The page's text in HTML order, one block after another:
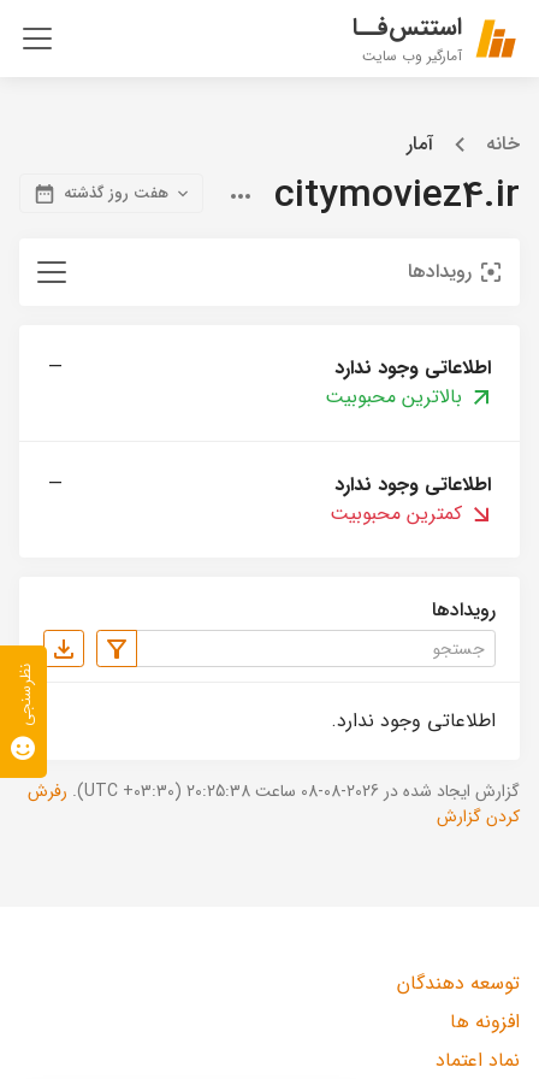
استتس‌فــا
آمارگیر وب سایت
خانه آمار
citymoviez4.ir هفت روز گذشته
رویدادها
اطلاعاتی وجود ندارد
—
بالاترین محبوبیت
اطلاعاتی وجود ندارد
—
کمترین محبوبیت
رویدادها
اطلاعاتی وجود ندارد.
گزارش ایجاد شده در 2026-08-08 ساعت 20:25:38 (UTC +03:30).
رفرش
کردن گزارش
توسعه دهندگان
افزونه ها
نماد اعتماد
نظرسنجی